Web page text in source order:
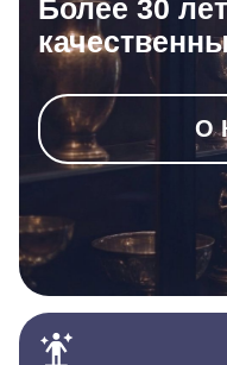
Более 30
О